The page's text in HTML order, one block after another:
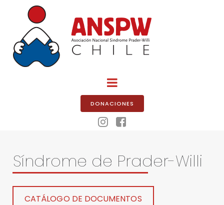
DONACIONES
 
Síndrome de Prader-Willi
CATÁLOGO DE DOCUMENTOS